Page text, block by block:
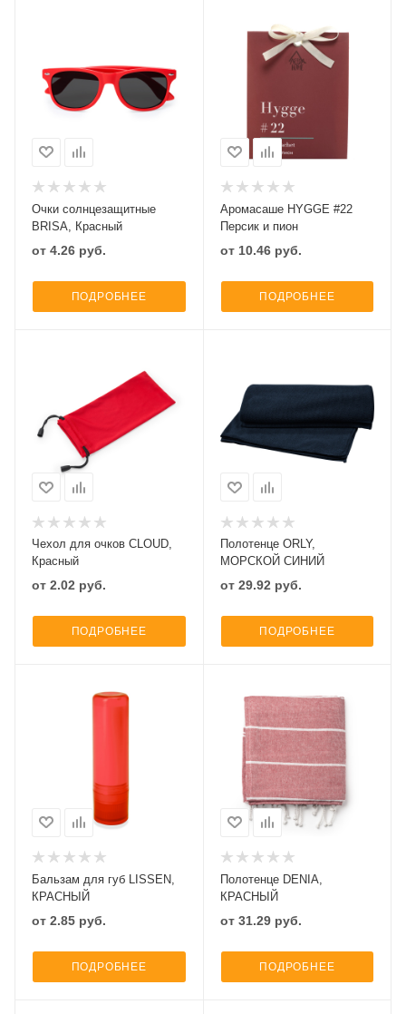
Очки солнцезащитные
BRISA, Красный
от 4.26 руб.
ПОДРОБНЕЕ
Аромасаше HYGGE #22
Персик и пион
от 10.46руб.
ПОДРОБНЕЕ
Чехол для очков CLOUD,
Красный
от 2.02 руб.
ПОДРОБНЕЕ
Полотенце ORLY,
МОРСКОЙ СИНИЙ
от 29.92 руб.
ПОДРОБНЕЕ
Бальзам для губ LISSEN,
КРАСНЫЙ
от 2.85 руб.
ПОДРОБНЕЕ
Полотенце DENIA,
КРАСНЫЙ
от 31.29руб.
ПОДРОБНЕЕ